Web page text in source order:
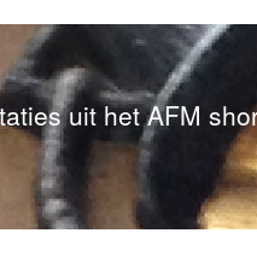
uit het AFM